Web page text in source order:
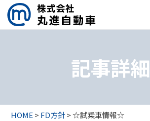
記事詳細
HOME> FD方針>☆試乗車情報☆